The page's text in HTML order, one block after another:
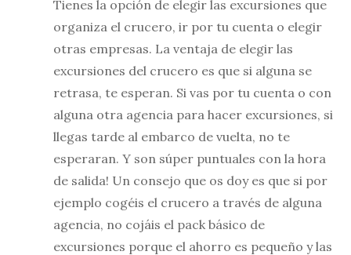
Tienes la opción de elegir las excursiones que
organiza el crucero, ir por tu cuenta o elegir
otras empresas. La ventaja de elegir las
excursiones del crucero es que si alguna se
retrasa, te esperan. Si vas por tu cuenta o con
alguna otra agencia para hacer excursiones, si
llegas tarde al embarco de vuelta, no te
esperaran. Y son súper puntuales con la hora
de salida! Un consejo que os doy es que si por
ejemplo cogéis el crucero a través de alguna
agencia, no cojáis el pack básico de
excursiones porque el ahorro es pequeño y las